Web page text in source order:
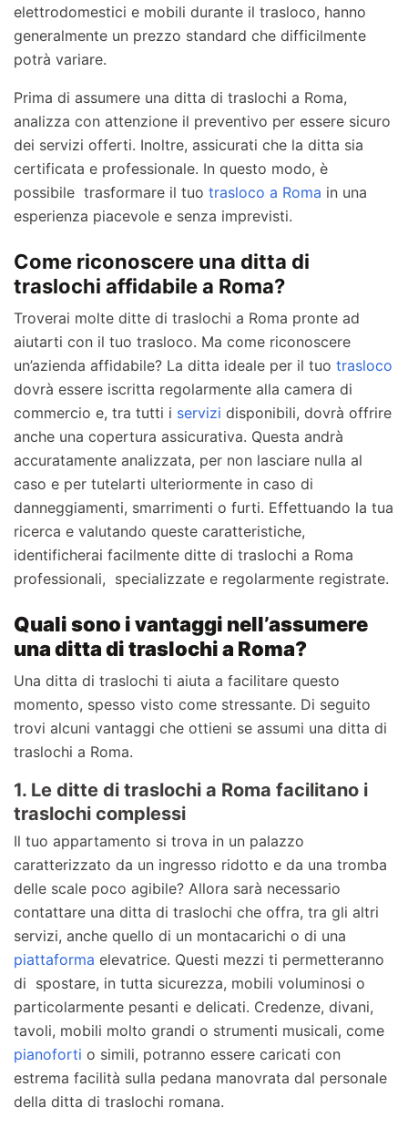
elettrodomestici e mobili durante il trasloco, hanno
generalmente un prezzo standard che difficilmente
potrà variare.
Prima di assumere una ditta di traslochi a Roma,
analizza con attenzione il preventivo per essere sicuro
dei servizi offerti. Inoltre, assicurati che la ditta sia
certificata e professionale. In questo modo, è
possibile trasformare il tuo trasloco a Roma in una
esperienza piacevole e senza imprevisti.
Come riconoscere una ditta di
traslochi affidabile a Roma?
Troverai molte ditte di traslochi a Roma pronte ad
aiutarti con il tuo trasloco. Ma come riconoscere
un’azienda affidabile? La ditta ideale per il tuo trasloco
dovrà essere iscritta regolarmente alla camera di
commercio e, tra tutti i servizi disponibili, dovrà offrire
anche una copertura assicurativa. Questa andrà
accuratamente analizzata, per non lasciare nulla al
caso e per tutelarti ulteriormente in caso di
danneggiamenti, smarrimenti o furti. Effettuando la tua
ricerca e valutando queste caratteristiche,
identificherai facilmente ditte di traslochi a Roma
professionali, specializzate e regolarmente registrate.
Quali sono i vantaggi nell’assumere
una ditta di traslochi a Roma?
Una ditta di traslochi ti aiuta a facilitare questo
momento, spesso visto come stressante. Di seguito
trovi alcuni vantaggi che ottieni se assumi una ditta di
traslochi a Roma.
1. Le ditte di traslochi a Roma facilitano i
traslochi complessi
Il tuo appartamento si trova in un palazzo
caratterizzato da un ingresso ridotto e da una tromba
delle scale poco agibile? Allora sarà necessario
contattare una ditta di traslochi che offra, tra gli altri
servizi, anche quello di un montacarichi o di una
piattaforma elevatrice. Questi mezzi ti permetteranno
di spostare, in tutta sicurezza, mobili voluminosi o
particolarmente pesanti e delicati. Credenze, divani,
tavoli, mobili molto grandi o strumenti musicali, come
pianoforti o simili, potranno essere caricati con
estrema facilità sulla pedana manovrata dal personale
della ditta di traslochi romana.